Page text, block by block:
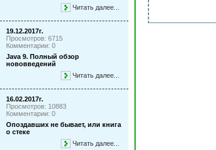
Читать далее...
19.12.2017г.
Просмотров: 6715
Комментарии: 0
Java 9. Полный обзор
нововведений
Читать далее...
16.02.2017г.
Просмотров: 10883
Комментарии: 0
Опоздавших не бывает, или книга
о стеке
Читать далее...